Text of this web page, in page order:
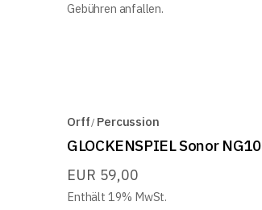
Gebühren anfallen.
Orff Percussion
GLOCKENSPIEL Sonor NG10
EUR 59,00
Enthält 19% MwSt.